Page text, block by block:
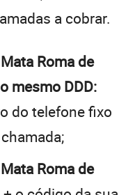
a cobrar.
Roma de
mesmo DDD:
do telefone fixo
Roma de